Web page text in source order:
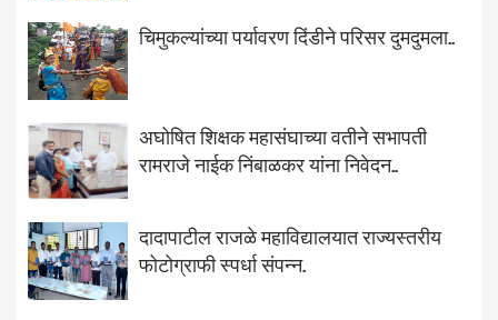
चिमुकल्यांच्या पर्यावरण दिंडीने परिसर दुमदुमला..
अघोषित शिक्षक महासंघाच्या वतीने सभापती
रामराजे नाईक निंबाळकर यांना निवेदन..
दादापाटील राजळे महाविद्यालयात राज्यस्तरीय
फोटोग्राफी स्पर्धा संपन्न.